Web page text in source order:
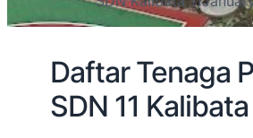
Daftar Tenaga
SDN 11 Kalibata